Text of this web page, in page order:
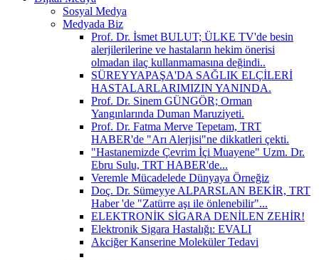
Sosyal Medya
Medyada Biz
Prof. Dr. İsmet BULUT; ÜLKE TV'de besin
alerjilerilerine ve hastaların hekim önerisi
olmadan ilaç kullanmamasına değindi..
SÜREYYAPAŞA'DA SAĞLIK ELÇİLERİ
HASTALARLARIMIZIN YANINDA.
Prof. Dr. Sinem GÜNGÖR; Orman
Yangınlarında Duman Maruziyeti.
Prof. Dr. Fatma Merve Tepetam, TRT
HABER'de "Arı Alerjisi"ne dikkatleri çekti.
"Hastanemizde Çevrim İçi Muayene" Uzm. Dr.
Ebru Sulu, TRT HABER'de...
Veremle Mücadelede Dünyaya Örneğiz
Doç. Dr. Sümeyye ALPARSLAN BEKİR, TRT
Haber 'de "Zatürre aşı ile önlenebilir"...
ELEKTRONİK SİGARA DENİLEN ZEHİR!
Elektronik Sigara Hastalığı: EVALI
Akciğer Kanserine Moleküler Tedavi